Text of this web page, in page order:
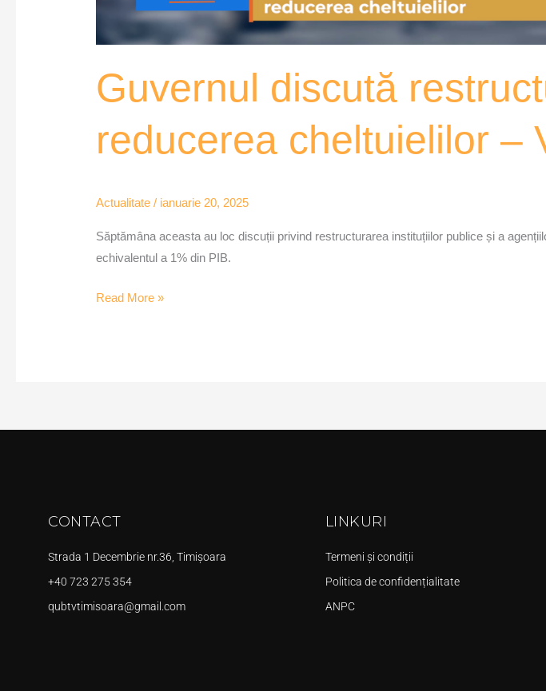
Guvernul discută
reducerea cheltuielilor –
Actualitate / ianuarie 20, 2025
Săptămâna aceasta au loc discuții privind restructurarea instituțiilor publice și a
echivalentul a 1% din PIB.
Read More »
CONTACT
Strada 1 Decembrie nr.36, Timișoara
+40 723 275 354
qubtvtimisoara@gmail.com
LINKURI
Termeni și condiții
Politica de confidențialitate
ANPC